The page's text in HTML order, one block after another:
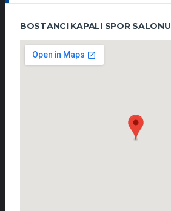
BOSTANCI KAPALI SPOR SALONU